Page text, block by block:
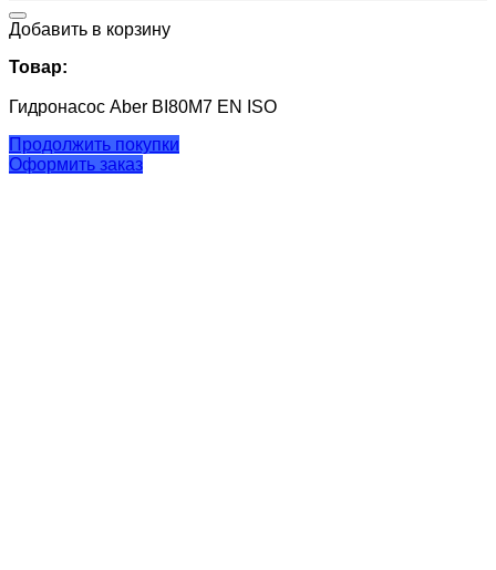
Добавить в корзину
Товар:
Гидронасос Aber BI80M7 EN ISO
Продолжить покупки
Оформить заказ